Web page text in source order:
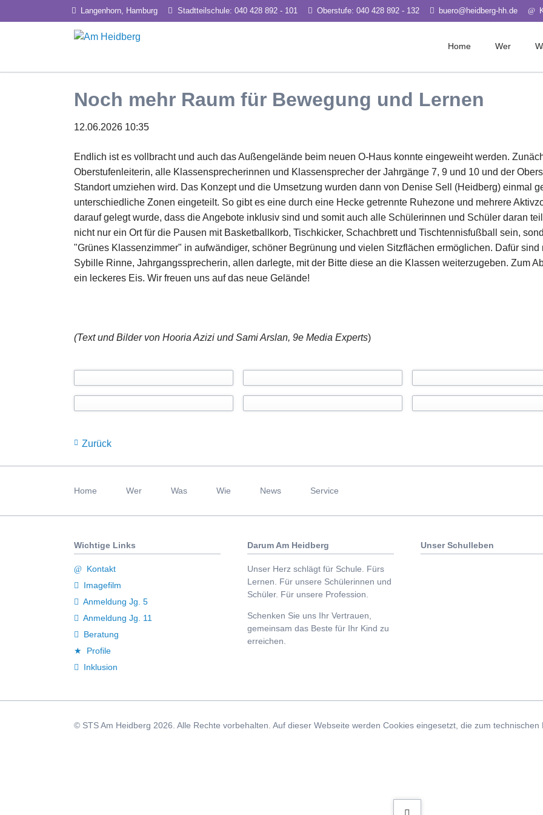
Langenhorn, Hamburg Stadtteilschule: 040 428 892 - 101 Oberstufe: 040 428 892 - 132 buero@heidberg-hh.de
Home Wer
Berufs-/
Elternrat
Schulverein
Sportclub SiB
Inklusion
Teams Jgg. 5-7
Medien
Noch mehr Raum für Bewegung und Lernen
12.06.2026 10:35
Endlich ist es vollbracht und auch das Außengelände beim neuen O-Haus konnte eingeweiht werden.
Oberstufenleiterin, alle Klassensprecherinnen und Klassensprecher der Jahrgänge 7, 9 und 10 und der
Standort umziehen wird. Das Konzept und die Umsetzung wurden dann von Denise Sell (Heidberg) einmal
unterschiedliche Zonen eingeteilt. So gibt es eine durch eine Hecke getrennte Ruhezone und mehrere
darauf gelegt wurde, dass die Angebote inklusiv sind und somit auch alle Schülerinnen und Schüler daran
nicht nur ein Ort für die Pausen mit Basketballkorb, Tischkicker, Schachbrett und Tischtennisfußball sein,
"Grünes Klassenzimmer" in aufwändiger, schöner Begrünung und vielen Sitzflächen ermöglichen. Dafür
Sybille Rinne, Jahrgangssprecherin, allen darlegte, mit der Bitte diese an die Klassen weiterzugeben. Zum
ein leckeres Eis. Wir freuen uns auf das neue Gelände!
(Text und Bilder von Hooria Azizi und Sami Arslan, 9e Media Experts)
Zurück
Home Wer Was Wie News Service
Wichtige Links
Kontakt
Imagefilm
Anmeldung Jg. 5
Anmeldung Jg. 11
Beratung
Profile
Inklusion
Darum Am Heidberg
Unser Herz schlägt für Schule. Fürs
Lernen. Für unsere Schülerinnen und
Schüler. Für unsere Profession.
Schenken Sie uns Ihr Vertrauen,
gemeinsam das Beste für Ihr Kind zu
erreichen.
Unser Schulleben
© STS Am Heidberg 2026. Alle Rechte vorbehalten. Auf dieser Webseite werden Cookies eingesetzt, die zum